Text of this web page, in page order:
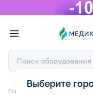
Выберите
Главная О компании